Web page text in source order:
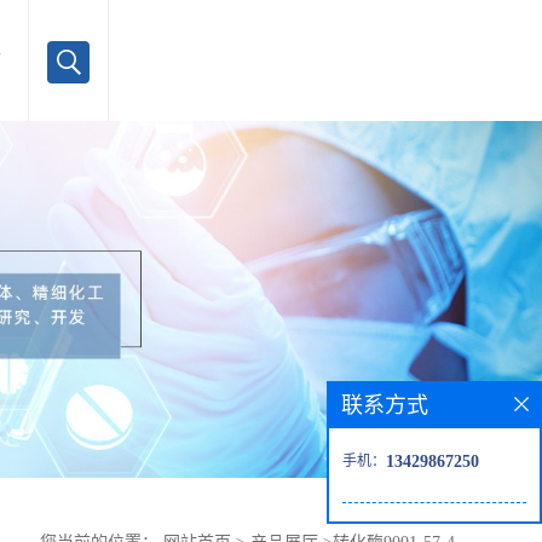
联系方式
手机： 13429867250